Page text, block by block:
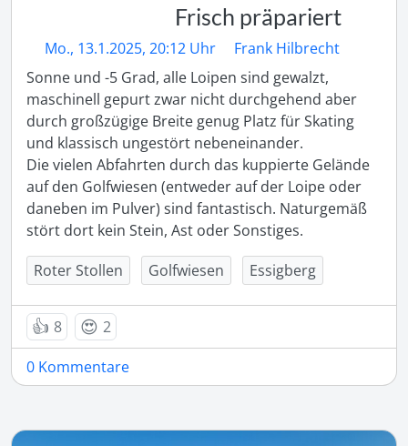
Frisch präpariert
Mo., 13.1.2025, 20:12 Uhr
Frank Hilbrecht
Sonne und -5 Grad, alle Loipen sind gewalzt,
maschinell gepurt zwar nicht durchgehend aber
durch großzügige Breite genug Platz für Skating
und klassisch ungestört nebeneinander.
Die vielen Abfahrten durch das kuppierte Gelände
auf den Golfwiesen (entweder auf der Loipe oder
daneben im Pulver) sind fantastisch. Naturgemäß
stört dort kein Stein, Ast oder Sonstiges.
Roter Stollen
Golfwiesen Essigberg
👍 8 😍 2
0 Kommentare